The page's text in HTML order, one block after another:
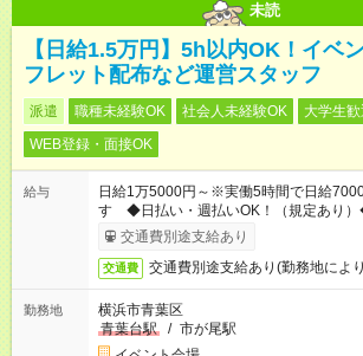
未読
【日給1.5万円】5h以内OK！イベ
フレット配布など運営スタッフ
派遣 職種未経験OK 社会人未経験OK 大学生歓
WEB登録・面接OK
給与
日給1万5000円～※実働5時間で日給
す ◆日払い・週払いOK！（規定あり）
異なります
交通費別途支給あり
交通費 交通費別途支給あり(勤務地によ
勤務地
横浜市青葉区
青葉台駅
/ 市が尾駅